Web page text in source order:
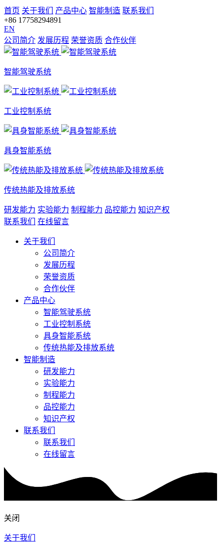
首页 关于我们 产品中心 智能制造 联系我们
+86 17758294891
EN
公司简介 发展历程 荣誉资质 合作伙伴
智能驾驶系统
工业控制系统
具身智能系统
传统热能及排放系统
研发能力 实验能力 制程能力 品控能力 知识产权
联系我们
在线留言
关于我们
公司简介
发展历程
荣誉资质
合作伙伴
产品中心
智能驾驶系统
工业控制系统
具身智能系统
传统热能及排放系统
智能制造
研发能力
实验能力
制程能力
品控能力
知识产权
联系我们
联系我们
在线留言
关闭
关于我们